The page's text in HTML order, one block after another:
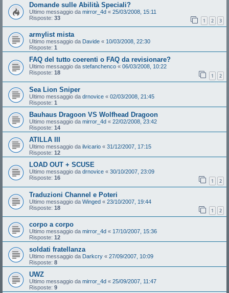
Domande sulle Abilità Speciali?
Ultimo messaggio da mirror_4d « 25/03/2008, 15:11
Risposte: 33 1 2 3
armylist mista
Ultimo messaggio da Davide « 10/03/2008, 22:30
Risposte: 1
FAQ del tutto coerenti o FAQ da revisionare?
Ultimo messaggio da stefanchenco « 06/03/2008, 10:22
Risposte: 18 1 2
Sea Lion Sniper
Ultimo messaggio da drnovice « 02/03/2008, 21:45
Risposte: 1
Bauhaus Dragoon VS Wolfhead Dragoon
Ultimo messaggio da mirror_4d « 22/02/2008, 23:42
Risposte: 14
ATILLA III
Ultimo messaggio da ilvicario « 31/12/2007, 17:15
Risposte: 12
LOAD OUT + SCUSE
Ultimo messaggio da drnovice « 30/10/2007, 23:09
Risposte: 16 1 2
Traduzioni Channel e Poteri
Ultimo messaggio da Winged « 23/10/2007, 19:44
Risposte: 18 1 2
corpo a corpo
Ultimo messaggio da mirror_4d « 17/10/2007, 15:36
Risposte: 12
soldati fratellanza
Ultimo messaggio da Darkcry « 27/09/2007, 10:09
Risposte: 8
UWZ
Ultimo messaggio da mirror_4d « 25/09/2007, 11:47
Risposte: 9